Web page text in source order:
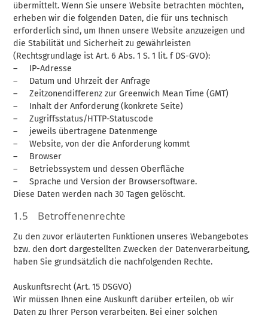
übermittelt. Wenn Sie unsere Website betrachten möchten,
erheben wir die folgenden Daten, die für uns technisch
erforderlich sind, um Ihnen unsere Website anzuzeigen und
die Stabilität und Sicherheit zu gewährleisten
(Rechtsgrundlage ist Art. 6 Abs. 1 S. 1 lit. f DS-GVO):
– IP-Adresse
– Datum und Uhrzeit der Anfrage
– Zeitzonendifferenz zur Greenwich Mean Time (GMT)
– Inhalt der Anforderung (konkrete Seite)
– Zugriffsstatus/HTTP-Statuscode
– jeweils übertragene Datenmenge
– Website, von der die Anforderung kommt
– Browser
– Betriebssystem und dessen Oberfläche
– Sprache und Version der Browsersoftware.
Diese Daten werden nach 30 Tagen gelöscht.
1.5 Betroffenenrechte
Zu den zuvor erläuterten Funktionen unseres Webangebotes
bzw. den dort dargestellten Zwecken der Datenverarbeitung,
haben Sie grundsätzlich die nachfolgenden Rechte.
Auskunftsrecht (Art. 15 DSGVO)
Wir müssen Ihnen eine Auskunft darüber erteilen, ob wir
Daten zu Ihrer Person verarbeiten. Bei einer solchen